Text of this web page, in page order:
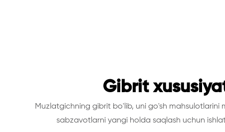
Gibrit
Muzlatgichning gibrit bo'lib, uni go'sh mahsulotlarini
sabzavotlarni yangi holda saqlash uchun